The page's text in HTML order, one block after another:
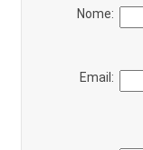
Nome:
Email: